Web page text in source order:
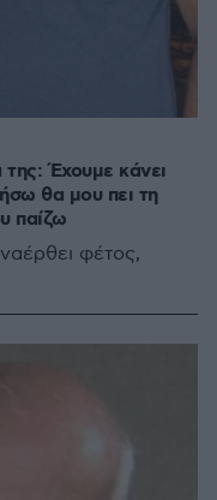
Έχουμε κάνει
θα μου πει τη
παίζω
φέτος,